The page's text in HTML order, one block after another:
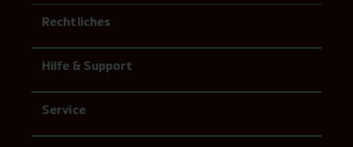
Rechtliches
Hilfe & Support
Service